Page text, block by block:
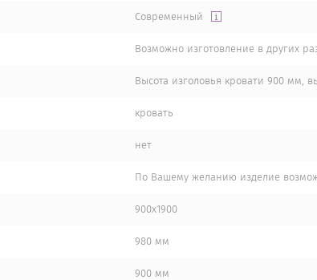
Современный
Возможно изготовление в других
Высота изголовья кровати 900 мм,
кровать
нет
По Вашему желанию изделие
900х1900
980 мм
900 мм